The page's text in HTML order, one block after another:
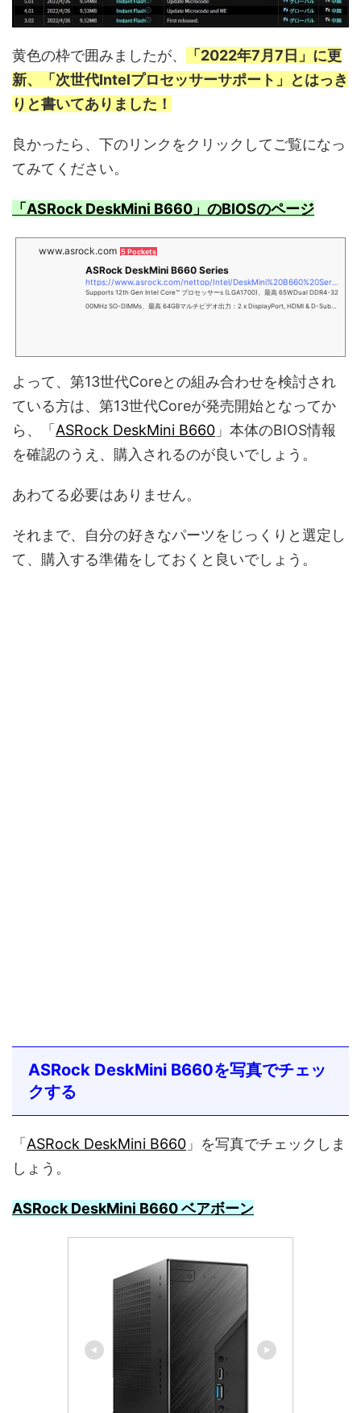
黄色の枠で囲みましたが、 「2022年7月7日」に更
新、「次世代Intelプロセッサーサポート」とはっき
りと書いてありました！
良かったら、下のリンクをクリックしてご覧になっ
てみてください。
「ASRock DeskMini B660」のBIOSのページ
www.asrock.com 5 Pockets
ASRock DeskMini B660 Series
https://www.asrock.com/nettop/Intel/DeskMini%20B660%20Series/index.jp.asp#BIOS
Supports 12th Gen Intel Core™ プロセッサーs (LGA1700)、最高 65WDual DDR4-32
00MHz SO-DIMMs、最高 64GBマルチビデオ出力：2 x DisplayPort, HDMI & D-Sub1
よって、第13世代Coreとの組み合わせを検討され
ている方は、第13世代Coreが発売開始となってか
ら、「 ASRock DeskMini B660 」本体のBIOS情報
を確認のうえ、購入されるのが良いでしょう。
あわてる必要はありません。
それまで、自分の好きなパーツをじっくりと選定し
て、購入する準備をしておくと良いでしょう。
ASRock DeskMini B660を写真でチェッ
クする
「 ASRock DeskMini B660 」を写真でチェックしま
しょう。
ASRock DeskMini B660 ベアボーン